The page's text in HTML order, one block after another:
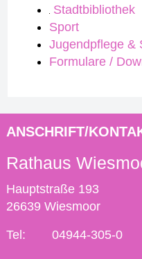
Stadtbibliothek
Sport
Jugendpflege &
Formulare /
ANSCHRIFT/
Rathaus
Hauptstraße 193
26639 Wiesmoor
Tel: 04944-305-0